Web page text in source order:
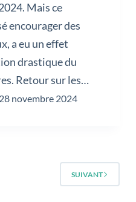
Mais ce
encourager des
a eu un effet
drastique du
Retour sur les…
28 novembre 2024
SUIVANT